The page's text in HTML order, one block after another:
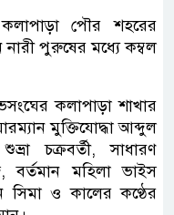
পৌর শহরের
নারী পুরুষের মধ্যে কম্বল
কলাপাড়া শাখার
মুক্তিযোদ্ধা আব্দুল
চক্রবর্তী, সাধারণ
মহিলা ভাইস
সিমা ও কালের কণ্ঠের